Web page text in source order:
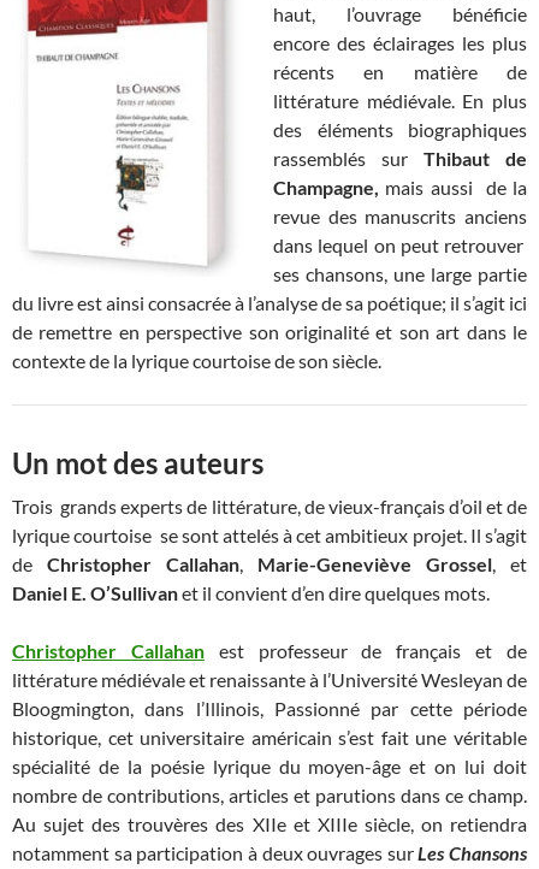
haut, l’ouvrage bénéficie
encore des éclairages les plus
récents en matière de
littérature médiévale. En plus
des éléments biographiques
rassemblés sur Thibaut de
Champagne, mais aussi de la
revue des manuscrits anciens
dans lequel on peut retrouver
ses chansons, une large partie
du livre est ainsi consacrée à l’analyse de sa poétique; il s’agit ici
de remettre en perspective son originalité et son art dans le
contexte de la lyrique courtoise de son siècle.
Un mot des auteurs
Trois grands experts de littérature, de vieux-français d’oil et de
lyrique courtoise se sont attelés à cet ambitieux projet. Il s’agit
de Christopher Callahan, Marie-Geneviève Grossel, et
Daniel E. O’Sullivanet il convient d’en dire quelques mots.
Christopher Callahanest professeur de français et de
littérature médiévale et renaissante à l’Université Wesleyan de
Bloogmington, dans l’Illinois, Passionné par cette période
historique, cet universitaire américain s’est fait une véritable
spécialité de la poésie lyrique du moyen-âge et on lui doit
nombre de contributions, articles et parutions dans ce champ.
Au sujet des trouvères des XIIe et XIIIe siècle, on retiendra
notamment sa participation à deux ouvrages surLes Chansons